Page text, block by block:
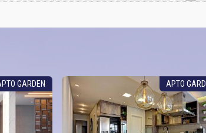
GARDEN APTO